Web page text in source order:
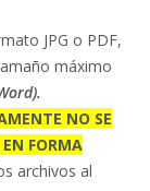
JPG o PDF,
máximo
NO SE
FORMA
archivos al